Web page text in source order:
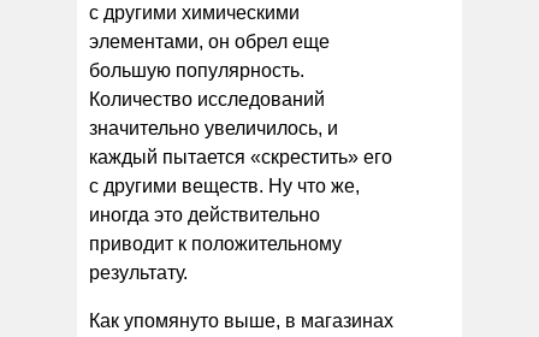
с другими химическими
элементами, он обрел еще
большую популярность.
Количество исследований
значительно увеличилось, и
каждый пытается «скрестить» его
с другими веществ. Ну что же,
иногда это действительно
приводит к положительному
результату.
Как упомянуто выше, в магазинах